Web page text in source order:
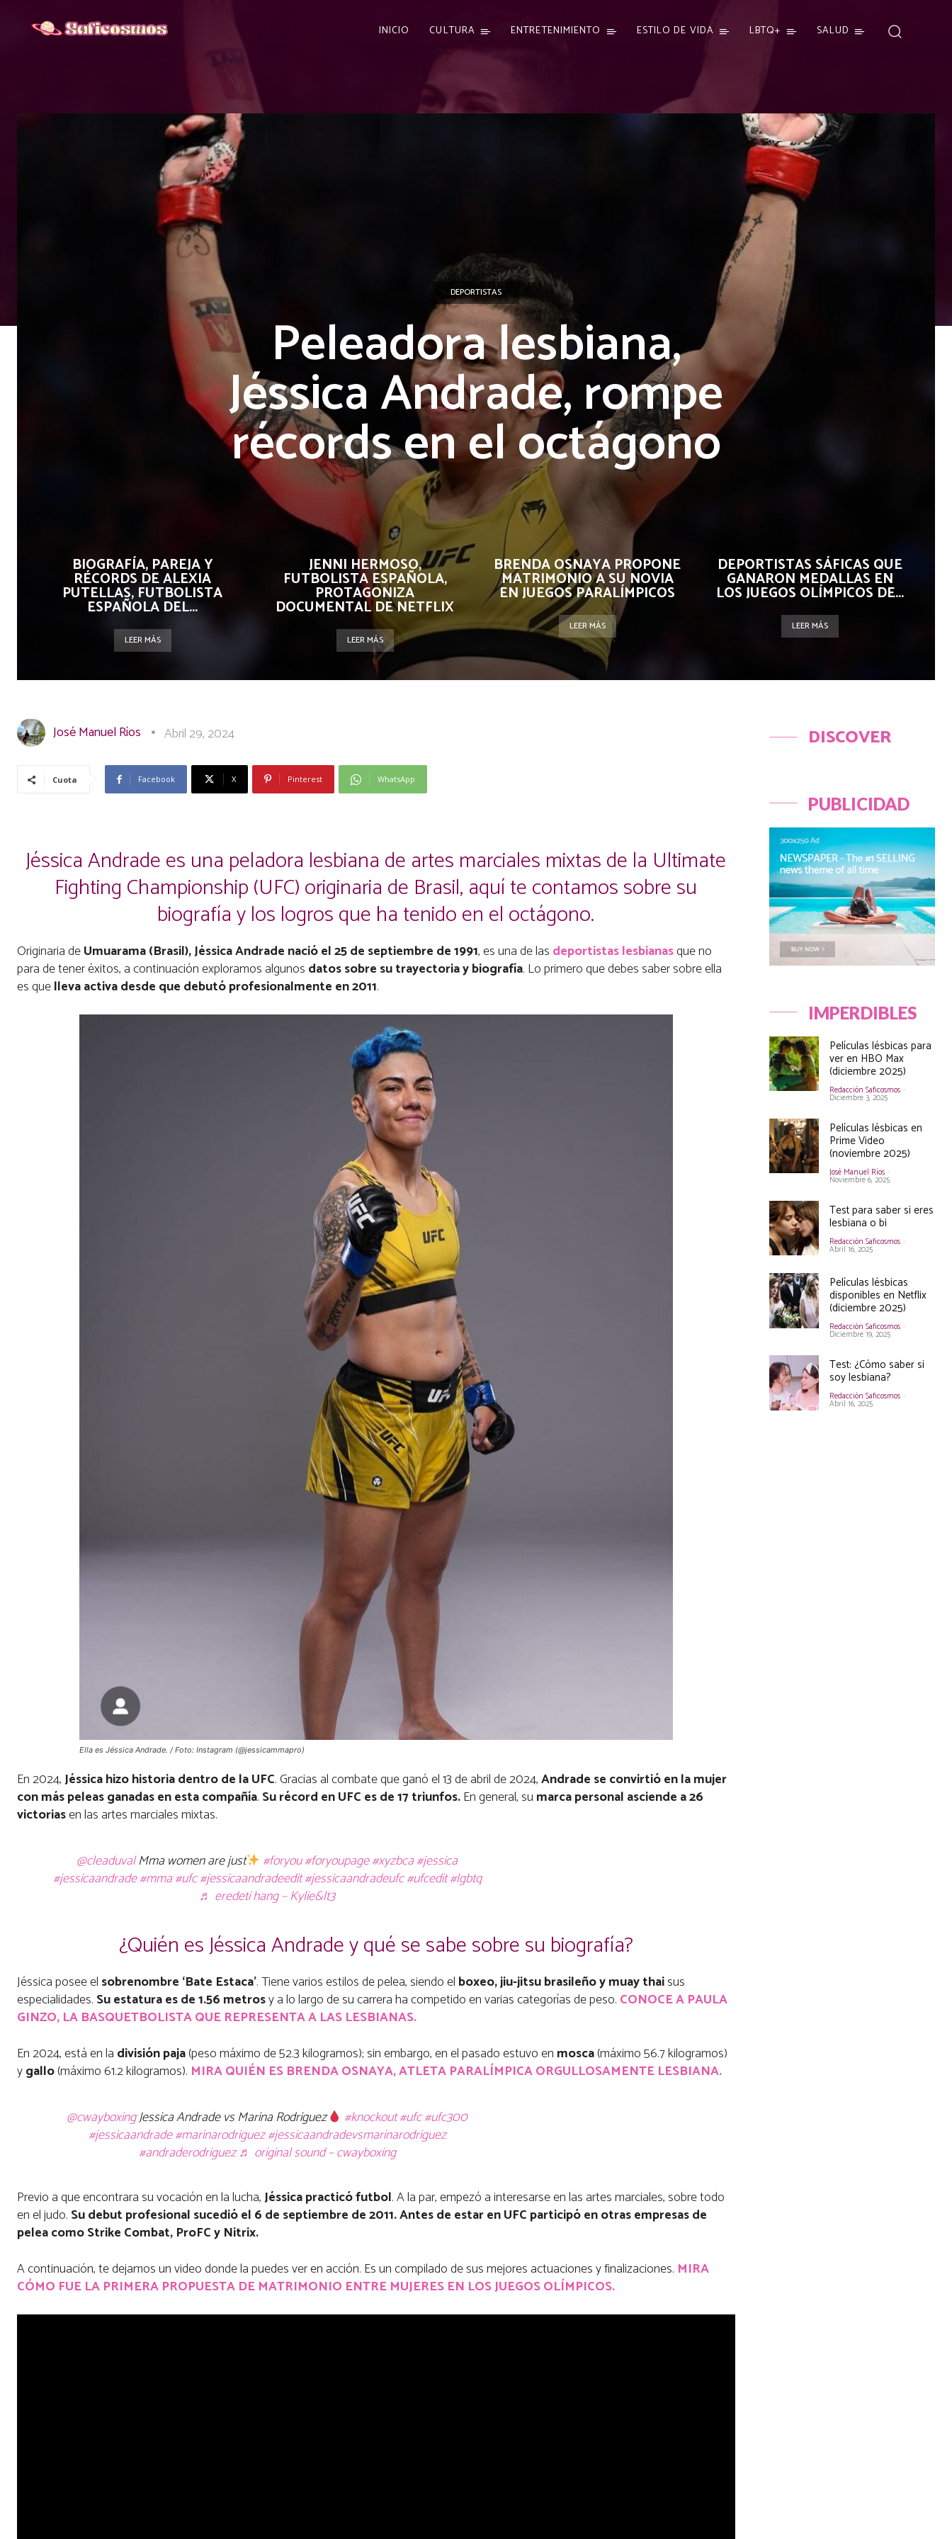
INICIO CULTURA ENTRETENIMIENTO ESTILO DE VIDA LBTQ+ SALUD
DEPORTISTAS
Peleadora lesbiana,
Jéssica Andrade, rompe
récords en el octágono
BIOGRAFÍA, PAREJA Y
RÉCORDS DE ALEXIA
PUTELLAS, FUTBOLISTA
ESPAÑOLA DEL...
LEER MÁS
JENNI HERMOSO,
FUTBOLISTA ESPAÑOLA,
PROTAGONIZA
DOCUMENTAL DE NETFLIX
LEER MÁS
BRENDA OSNAYA PROPONE
MATRIMONIO A SU NOVIA
EN JUEGOS PARALÍMPICOS
LEER MÁS
DEPORTISTAS SÁFICAS QUE
GANARON MEDALLAS EN
LOS JUEGOS OLÍMPICOS DE...
LEER MÁS
José Manuel Ríos Abril 29, 2024
Cuota Facebook X Pinterest WhatsApp
Jéssica Andrade es una peladora lesbiana de artes marciales mixtas de la Ultimate
Fighting Championship (UFC) originaria de Brasil, aquí te contamos sobre su
biografía y los logros que ha tenido en el octágono.
Originaria deUmuarama (Brasil), Jéssica Andrade nació el 25 de septiembre de 1991, es una de las deportistaslesbianasque no
para de tener éxitos, a continuación exploramos algunos datos sobre su trayectoria y biografía. Lo primero que debes saber sobre ella
es quelleva activa desde que debutó profesionalmente en 2011.
Ella es Jéssica Andrade. / Foto: Instagram (@jessicammapro)
En 2024,Jéssica hizo historia dentro de la UFC. Gracias al combate que ganó el 13 de abril de 2024,Andrade se convirtió en la mujer
con más peleas ganadas en esta compañía. Su récord en UFC es de 17 triunfos.En general, su marca personal asciende a 26
victoriasen las artes marciales mixtas.
@cleaduvalMma women are just #foryou#foryoupage#xyzbca#jessica
#jessicaandrade#mma#ufc#jessicaandradeedit#jessicaandradeufc#ufcedit#lgbtq
♬ eredeti hang – Kylie&lt3
¿Quién es Jéssica Andrade y qué se sabe sobre su biografía?
Jéssica posee el sobrenombre ‘Bate Estaca’. Tiene varios estilos de pelea, siendo el boxeo, jiu-jitsu brasileño y muay thaisus
especialidades. Su estatura es de 1.56 metrosy a lo largo de su carrera ha competido en varias categorías de peso. CONOCE A PAULA
GINZO, LA BASQUETBOLISTA QUE REPRESENTA A LAS LESBIANAS.
En 2024, está en la división paja(peso máximo de 52.3 kilogramos); sin embargo, en el pasado estuvo en mosca(máximo 56.7 kilogramos)
ygallo(máximo 61.2 kilogramos). MIRA QUIÉN ES BRENDA OSNAYA, ATLETA PARALÍMPICA ORGULLOSAMENTE LESBIANA.
@cwayboxingJessica Andrade vs Marina Rodriguez #knockout#ufc#ufc300
#jessicaandrade#marinarodriguez#jessicaandradevsmarinarodriguez
#andraderodriguez ♬ original sound – cwayboxing
Previo a que encontrara su vocación en la lucha,Jéssica practicó futbol. A la par, empezó a interesarse en las artes marciales, sobre todo
en el judo. Su debut profesional sucedió el 6 de septiembre de 2011. Antes de estar en UFC participó en otras empresas de
pelea como Strike Combat, ProFC y Nitrix.
A continuación, te dejamos un video donde la puedes ver en acción. Es un compilado de sus mejores actuaciones y finalizaciones. MIRA
CÓMO FUE LA PRIMERA PROPUESTA DE MATRIMONIO ENTRE MUJERES EN LOS JUEGOS OLÍMPICOS.
DISCOVER
PUBLICIDAD
IMPERDIBLES
Películas lésbicas para
ver en HBO Max
(diciembre 2025)
Redacción Saficosmos -
Diciembre 3, 2025
Películas lésbicas en
Prime Video
(noviembre 2025)
José Manuel Ríos -
Noviembre 6, 2025
Test para saber si eres
lesbiana o bi
Redacción Saficosmos -
Abril 16, 2025
Películas lésbicas
disponibles en Netflix
(diciembre 2025)
Redacción Saficosmos -
Diciembre 19, 2025
Test: ¿Cómo saber si
soy lesbiana?
Redacción Saficosmos -
Abril 16, 2025